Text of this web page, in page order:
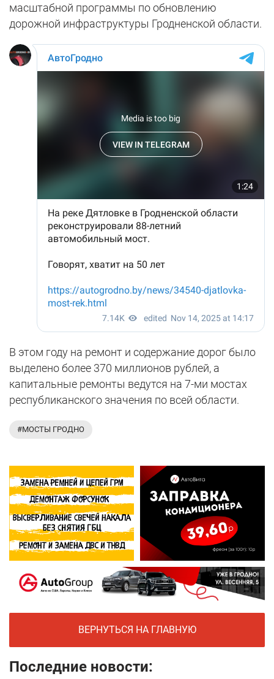
масштабной программы по обновлению
дорожной инфраструктуры Гродненской области.
В этом году на ремонт и содержание дорог было
выделено более 370 миллионов рублей, а
капитальные ремонты ведутся на 7-ми мостах
республиканского значения по всей области.
#МОСТЫ ГРОДНО
ВЕРНУТЬСЯ НА ГЛАВНУЮ
Последние новости: